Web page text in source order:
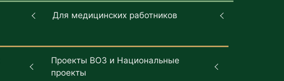
Для медицинских работников
Проекты ВОЗ и Национальные
проекты